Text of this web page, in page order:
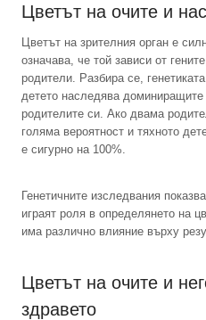
Цветът на очите и
Цветът на зрителния орган е
означава, че той зависи от
родители. Разбира се,
детето наследява доминиращите
родителите си. Ако двама
голяма вероятност и тяхното
е сигурно на 100%.
Генетичните изследвания
играят роля в определянето на
има различно влияние върху
Цветът на очите и
здравето